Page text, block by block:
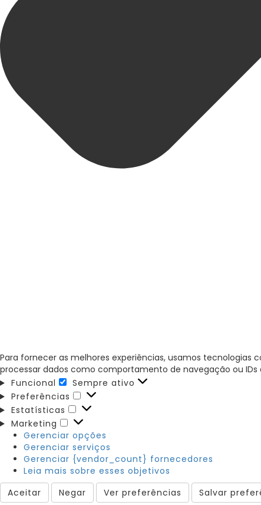
Para fornecer as melhores experiências, usamos
processar dados como comportamento de navegação ou
Funcional
Funcional
Sempre ativo
Preferências
Preferências
Estatísticas Estatísticas
Marketing Marketing
Gerenciar opções
Gerenciar serviços
Gerenciar {vendor_count} fornecedores
Leia mais sobre esses objetivos
Aceitar
Negar Ver preferências Salvar